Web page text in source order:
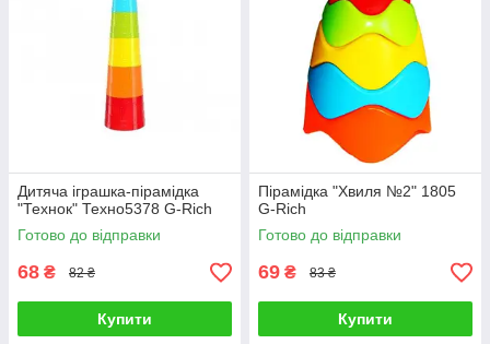
Дитяча іграшка-пірамідка
"Технок" Техно5378 G-Rich
Готово до відправки
68 ₴ 82 ₴
Купити
Пірамідка "Хвиля №2" 1805
G-Rich
Готово до відправки
69 ₴ 83 ₴
Купити